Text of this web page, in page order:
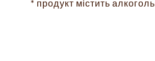
* продукт містить алкоголь